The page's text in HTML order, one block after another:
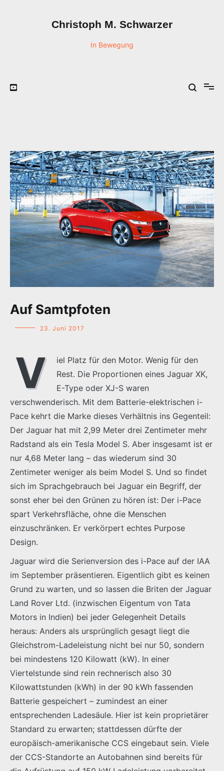
Christoph M. Schwarzer
In Bewegung
Auf Samtpfoten
23. Juni 2017
V
iel Platz für den Motor. Wenig für den
Rest. Die Proportionen eines Jaguar XK,
E-Type oder XJ-S waren
verschwenderisch. Mit dem Batterie-elektrischen i-
Pace kehrt die Marke dieses Verhältnis ins Gegenteil:
Der Jaguar hat mit 2,99 Meter drei Zentimeter mehr
Radstand als ein Tesla Model S. Aber insgesamt ist er
nur 4,68 Meter lang – das wiederum sind 30
Zentimeter weniger als beim Model S. Und so findet
sich im Sprachgebrauch bei Jaguar ein Begriff, der
sonst eher bei den Grünen zu hören ist: Der i-Pace
spart Verkehrsfläche, ohne die Menschen
einzuschränken. Er verkörpert echtes Purpose
Design.
Jaguar wird die Serienversion des i-Pace auf der IAA
im September präsentieren. Eigentlich gibt es keinen
Grund zu warten, und so lassen die Briten der Jaguar
Land Rover Ltd. (inzwischen Eigentum von Tata
Motors in Indien) bei jeder Gelegenheit Details
heraus: Anders als ursprünglich gesagt liegt die
Gleichstrom-Ladeleistung nicht bei nur 50, sondern
bei mindestens 120 Kilowatt (kW). In einer
Viertelstunde sind rein rechnerisch also 30
Kilowattstunden (kWh) in der 90 kWh fassenden
Batterie gespeichert – zumindest an einer
entsprechenden Ladesäule. Hier ist kein proprietärer
Standard zu erwarten; stattdessen dürfte der
europäisch-amerikanische CCS eingebaut sein. Viele
der CCS-Standorte an Autobahnen sind bereits für